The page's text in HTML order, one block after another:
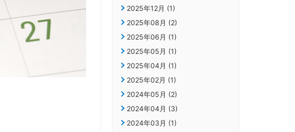
2025年12月 (1)
2025年08月 (2)
2025年06月 (1)
2025年05月 (1)
2025年04月 (1)
2025年02月 (1)
2024年05月 (2)
2024年04月 (3)
2024年03月 (1)